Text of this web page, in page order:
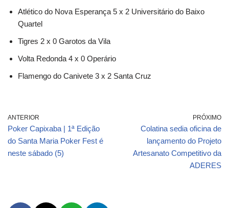
Atlético do Nova Esperança 5 x 2 Universitário do Baixo
Quartel
Tigres 2 x 0 Garotos da Vila
Volta Redonda 4 x 0 Operário
Flamengo do Canivete 3 x 2 Santa Cruz
ANTERIOR
Poker Capixaba | 1ª Edição
do Santa Maria Poker Fest é
neste sábado (5)
PRÓXIMO
Colatina sedia oficina de
lançamento do Projeto
Artesanato Competitivo da
ADERES